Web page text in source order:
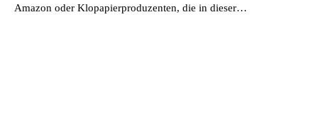
Amazon oder Klopapierproduzenten, die in dieser…